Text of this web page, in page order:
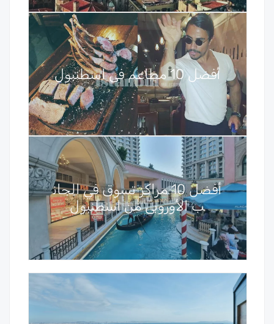
أفضل 10 مطاعم في اسطنبول
أفضل 10 مراكز تسوق في الجان
ب الأوروبي من اسطنبول